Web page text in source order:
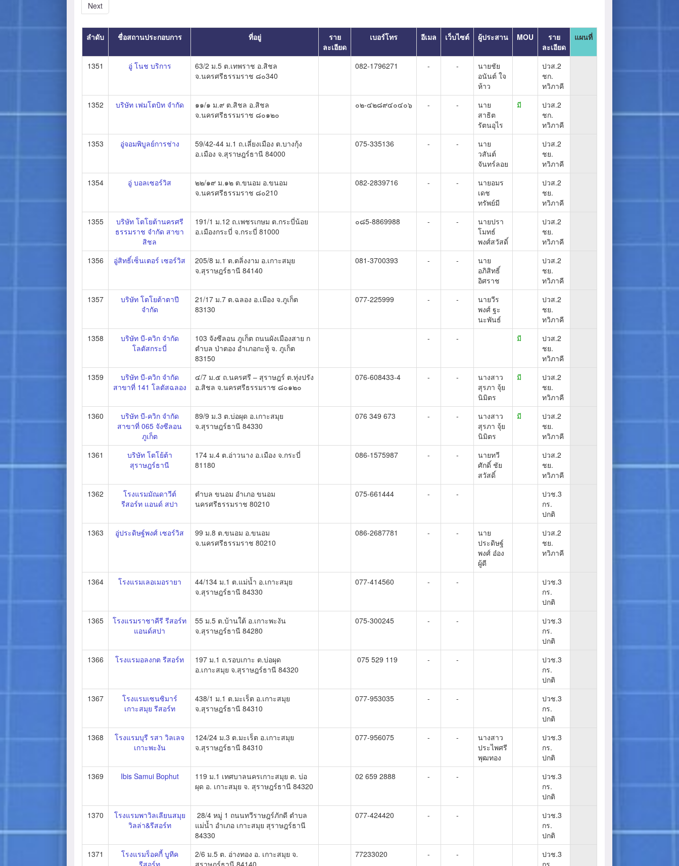
Next
ลำดับ ชื่อสถานประกอบการ ที่อยู่
ราย
ละเอียด
เบอร์โทร อีเมล เว็บไซต์ ผู้ประสาน MOU
ราย
ละเอียด
แผนที่
1351 อู่ โนช บริการ
63/2 ม.5 ต.เทพราช อ.สิชล
จ.นครศรีธรรมราช ๘๐340
082-1796271 - -
นายชัย
อนันต์ ใจ
ห้าว
ปวส.2
ชก.
ทวิภาคี
1352
บริษัท เฟมโตบิท จำกัด
๑๑/๑ ม.๙ ต.สิชล อ.สิชล
จ.นครศรีธรรมราช ๘๐๑๒๐
๐๒-๔๒๘๙๔๐๔๐๖ - -
นาย
สาธิต
รัตนอุไร
มี
ปวส.2
ชก.
ทวิภาคี
1353
อู่จอมพิบูลย์การช่าง
59/42-44 ม.1 ถ.เลี่ยงเมือง ต.บางกุ้ง
อ.เมือง จ.สุราษฎร์ธานี 84000
075-335136 - -
นาย
วสันต์
จันทร์ลอย
ปวส.2
ชย.
ทวิภาคี
1354
อู่ บอลเซอร์วิส
๒๒/๑๙ ม.๑๒ ต.ขนอม อ.ขนอม
จ.นครศรีธรรมราช ๘๐210
082-2839716 - -
นายอมร
เดช
ทรัพย์มี
ปวส.2
ชย.
ทวิภาคี
1355
บริษัท โตโยต้านครศรี
ธรรมราช จำกัด สาขา
สิชล
191/1 ม.12 ถ.เพชรเกษม ต.กระบี่น้อย
อ.เมืองกระบี่ จ.กระบี่ 81000
๐๘5-8869988 - -
นายปรา
โมทธ์
พงศ์สวัสดิ์
ปวส.2
ชย.
ทวิภาคี
1356
อู่สิทธิ์เซ็นเตอร์ เซอร์วิส
205/8 ม.1 ต.ตลิ่งงาม อ.เกาะสมุย
จ.สุราษฎร์ธานี 84140
081-3700393 - -
นาย
อภิสิทธิ์
อิศราช
ปวส.2
ชย.
ทวิภาคี
1357
บริษัท โตโยต้าตาปี
จำกัด
21/17 ม.7 ต.ฉลอง อ.เมือง จ.ภูเก็ต
83130
077-225999 - -
นายวีร
พงศ์ ฐะ
นะพันธ์
ปวส.2
ชย.
ทวิภาคี
1358
บริษัท บี-ควิก จำกัด
โลตัสกระบี่
103 จังซีลอน ภูเก็ต ถนนผังเมืองสาย ก
ตำบล ป่าตอง อำเภอกะทู้ จ. ภูเก็ต
83150
- - มี
ปวส.2
ชย.
ทวิภาคี
1359
บริษัท บี-ควิก จำกัด
สาขาที่ 141 โลตัสฉลอง
๔/7 ม.๕ ถ.นครศรี – สุราษฎร์ ต.ทุ่งปรัง
อ.สิชล จ.นครศรีธรรมราช ๘๐๑๒๐
076-608433-4 - -
นางสาว
สุรภา จุ้ย
นิมิตร
มี
ปวส.2
ชย.
ทวิภาคี
1360
บริษัท บี-ควิก จำกัด
สาขาที่ 065 จังซีลอน
ภูเก็ต
89/9 ม.3 ต.บ่อผุด อ.เกาะสมุย
จ.สุราษฎร์ธานี 84330
076 349 673 - -
นางสาว
สุรภา จุ้ย
นิมิตร
มี
ปวส.2
ชย.
ทวิภาคี
1361
บริษัท โตโย้ต้า
สุราษฎร์ธานี
174 ม.4 ต.อ่าวนาง อ.เมือง จ.กระบี่
81180
086-1575987 - -
นายทวี
ศักดิ์ ชัย
สวัสดิ์
ปวส.2
ชย.
ทวิภาคี
1362
โรงแรมมัณดาวีต์
รีสอร์ท แอนด์ สปา
ตำบล ขนอม อำเภอ ขนอม
นครศรีธรรมราช 80210
075-661444 - -
ปวช.3
กร.
ปกติ
1363
อู่ประดิษฐ์พงศ์ เซอร์วิส
99 ม.8 ต.ขนอม อ.ขนอม
จ.นครศรีธรรมราช 80210
086-2687781 - -
นาย
ประดิษฐ์
พงศ์ อ๋อง
ผู้ดี
ปวส.2
ชย.
ทวิภาคี
1364 โรงแรมเลอเมอรายา
44/134 ม.1 ต.แม่น้ำ อ.เกาะสมุย
จ.สุราษฎร์ธานี 84330
077-414560 - -
ปวช.3
กร.
ปกติ
1365
โรงแรมราชาคีรี รีสอร์ท
แอนด์สปา
55 ม.5 ต.บ้านใต้ อ.เกาะพะงัน
จ.สุราษฎร์ธานี 84280
075-300245 - -
ปวช.3
กร.
ปกติ
1366
โรงแรมอลงกต รีสอร์ท
197 ม.1 ถ.รอบเกาะ ต.บ่อผุด
อ.เกาะสมุย จ.สุราษฎร์ธานี 84320
075 529 119 - -
ปวช.3
กร.
ปกติ
1367
โรงแรมเซนซิมาร์
เกาะสมุย รีสอร์ท
438/1 ม.1 ต.มะเร็ต อ.เกาะสมุย
จ.สุราษฎร์ธานี 84310
077-953035 - -
ปวช.3
กร.
ปกติ
1368
โรงแรมบุรี รสา วิลเลจ
เกาะพะงัน
124/24 ม.3 ต.มะเร็ต อ.เกาะสมุย
จ.สุราษฎร์ธานี 84310
077-956075 - -
นางสาว
ประไพศรี
พุฒทอง
ปวช.3
กร.
ปกติ
1369
Ibis Samui Bophut
119 ม.1 เทศบาลนครเกาะสมุย ต. บ่อ
ผุด อ. เกาะสมุย จ. สุราษฎร์ธานี 84320
02 659 2888 - -
ปวช.3
กร.
ปกติ
1370
โรงแรมพาวิลเลียนสมุย
วิลล่า&รีสอร์ท
28/4 หมู่ 1 ถนนทวีราษฎร์ภักดี ตำบล
แม่น้ำ อำเภอ เกาะสมุย สุราษฎร์ธานี
84330
077-424420 - -
ปวช.3
กร.
ปกติ
1371
โรงแรมร็อคกี้ บูทีค
รีสอร์ท
2/6 ม.5 ต. อ่างทอง อ. เกาะสมุย จ.
สุราษฎร์ธานี 84140
77233020 - -
ปวช.3
กร.